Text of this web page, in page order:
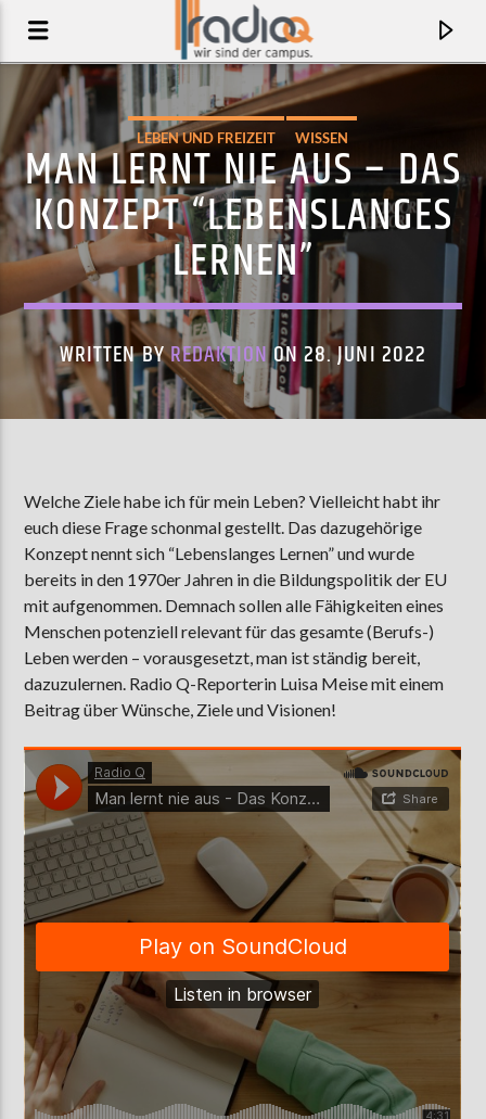
AKTUELLER TRACK
AKTUELLE SENDUNG
MOEBIUS
12:00 18:00
ZU HÖREN INMünster90,9 MHz Steinfurt103,9 MHz
LEBEN UND FREIZEIT WISSEN
MAN LERNT NIE AUS – DAS
KONZEPT “LEBENSLANGES
LERNEN”
WRITTEN BYREDAKTIONON 28. JUNI 2022
Welche Ziele habe ich für mein Leben? Vielleicht habt ihr
euch diese Frage schonmal gestellt. Das dazugehörige
Konzept nennt sich “Lebenslanges Lernen” und wurde
bereits in den 1970er Jahren in die Bildungspolitik der EU
mit aufgenommen. Demnach sollen alle Fähigkeiten eines
Menschen potenziell relevant für das gesamte (Berufs-)
Leben werden – vorausgesetzt, man ist ständig bereit,
dazuzulernen. Radio Q-Reporterin Luisa Meise mit einem
Beitrag über Wünsche, Ziele und Visionen!